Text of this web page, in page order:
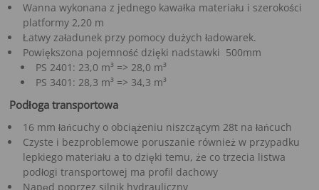
Wanna wykonana z jednego kawałka materiału i szerokości
platformy 2,20 m
Łatwy załadunek przy pomocy dużych ładowarek.
Powiększona pojemność dzięki nadstawki 500mm
PS 2401: 23,0 m³ => 28,0 m³
PS 3401: 28,3 m³ => 34,3 m³
Podłoga transportowa
16 mm łańcuchy o obciążeniu niszczącym 28t na łańcuch
Czyste i bezproblemowe poruszanie również w przypadku
lepkiego materiału a to dzięki temu, że co trzecia listwa
podłogi transportowej ma profil dachowy
Napęd poprzez silnik hydrauliczny